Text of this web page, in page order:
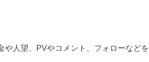
や人望、PVやコメント、フォローなどを